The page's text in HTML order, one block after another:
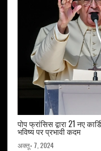
पोप फ्रांसिस द्वारा 21 नए
भविष्य पर प्रभावी कदम
अक्तू॰ 7, 2024